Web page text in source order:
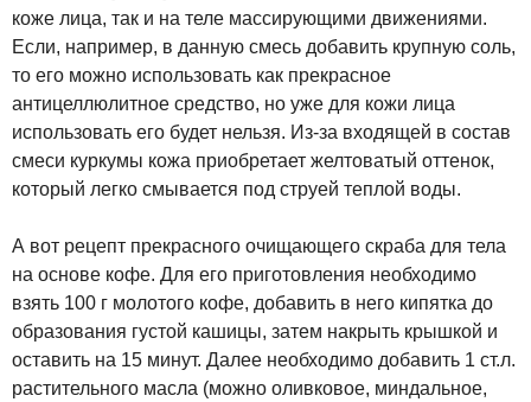
коже лица, так и на теле массирующими движениями.
Если, например, в данную смесь добавить крупную соль,
то его можно использовать как прекрасное
антицеллюлитное средство, но уже для кожи лица
использовать его будет нельзя. Из-за входящей в состав
смеси куркумы кожа приобретает желтоватый оттенок,
который легко смывается под струей теплой воды.
А вот рецепт прекрасного очищающего скраба для тела
на основе кофе. Для его приготовления необходимо
взять 100 г молотого кофе, добавить в него кипятка до
образования густой кашицы, затем накрыть крышкой и
оставить на 15 минут. Далее необходимо добавить 1 ст.л.
растительного масла (можно оливковое, миндальное,